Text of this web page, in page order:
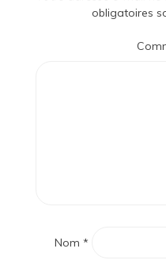
obligatoires
Nom *